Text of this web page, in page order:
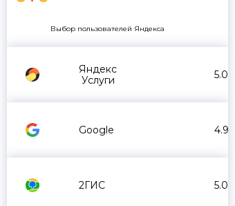
Выбор пользователей Яндекса
Яндекс
Услуги
5.0
Google 4.9
2ГИС 5.0